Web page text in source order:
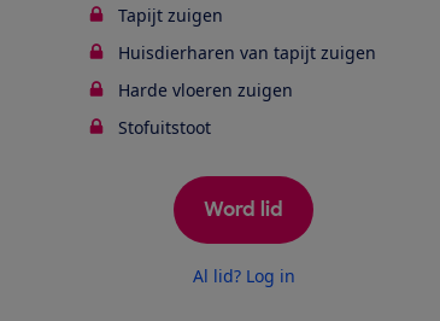
Tapijt zuigen
Huisdierharen van tapijt zuigen
Harde vloeren zuigen
Stofuitstoot
Word lid
Al lid? Log in